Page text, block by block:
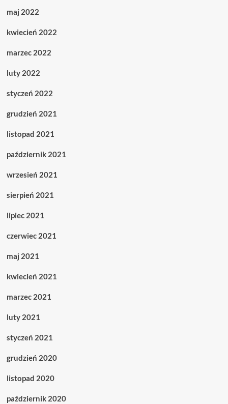
maj 2022
kwiecień 2022
marzec 2022
luty 2022
styczeń 2022
grudzień 2021
listopad 2021
październik 2021
wrzesień 2021
sierpień 2021
lipiec 2021
czerwiec 2021
maj 2021
kwiecień 2021
marzec 2021
luty 2021
styczeń 2021
grudzień 2020
listopad 2020
październik 2020